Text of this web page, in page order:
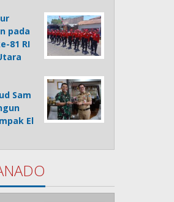
pada
81 RI
Sam
El